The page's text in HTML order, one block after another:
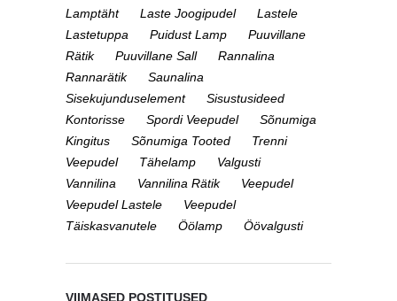
Lamptäht
Laste Joogipudel
Lastele
Lastetuppa
Puidust Lamp
Puuvillane
Rätik
Puuvillane Sall
Rannalina
Rannarätik
Saunalina
Sisekujunduselement
Sisustusideed
Kontorisse
Spordi Veepudel
Sõnumiga
Kingitus
Sõnumiga Tooted
Trenni
Veepudel
Tähelamp
Valgusti
Vannilina
Vannilina Rätik
Veepudel
Veepudel Lastele
Veepudel
Täiskasvanutele
Öölamp Öövalgusti
VIIMASED POSTITUSED